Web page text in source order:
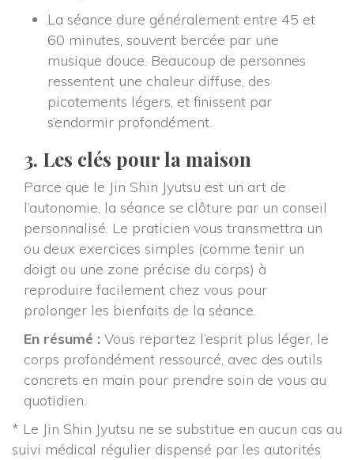
La séance dure généralement entre 45 et
60 minutes, souvent bercée par une
musique douce. Beaucoup de personnes
ressentent une chaleur diffuse, des
picotements légers, et finissent par
’endormir profondément.
3. Les clés pour la maison
Parce que le Jin Shin Jyutsu est un art de
l’autonomie, la séance se clôture par un conseil
personnalisé. Le praticien vous transmettra un
ou deux exercices simples (comme tenir un
doigt ou une zone précise du corps) à
reproduire facilement chez vous pour
prolonger les bienfaits de la séance.
En résumé : Vous repartez l’esprit plus léger, le
corps profondément ressourcé, avec des outils
concrets en main pour prendre soin de vous au
quotidien.
* Le Jin Shin Jyutsu ne se substitue en aucun cas au
uivi médical régulier dispensé par les autorités